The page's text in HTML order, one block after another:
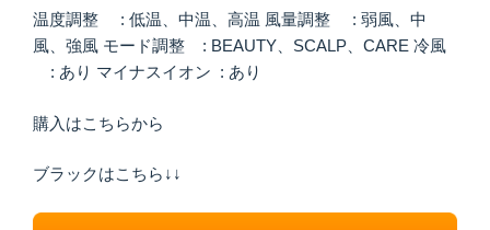
温度調整 : 低温、中温、高温 風量調整 : 弱風、中
風、強風 モード調整 : BEAUTY、SCALP、CARE 冷風
: あり マイナスイオン : あり
購入はこちらから
ブラックはこちら↓↓